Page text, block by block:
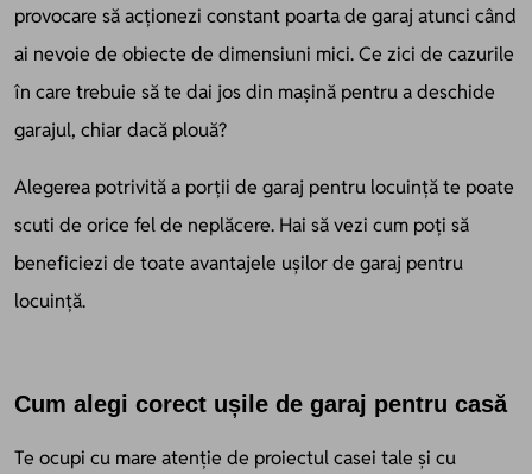
provocare să acționezi constant poarta de garaj atunci când
ai nevoie de obiecte de dimensiuni mici. Ce zici de cazurile
în care trebuie să te dai jos din mașină pentru a deschide
garajul, chiar dacă plouă?
Alegerea potrivită a porții de garaj pentru locuință te poate
scuti de orice fel de neplăcere. Hai să vezi cum poți să
beneficiezi de toate avantajele ușilor de garaj pentru
locuință.
Cum alegi corect ușile de garaj pentru casă
Te ocupi cu mare atenție de proiectul casei tale și cu